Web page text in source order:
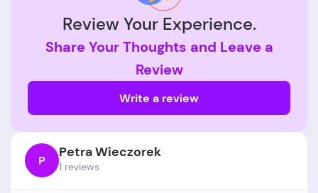
Review Your Experience.
Share Your Thoughts and Leave a
Review
Write a review
P Petra Wieczorek
1 reviews